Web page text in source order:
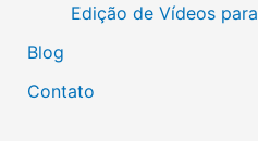
Edição de Vídeos
Blog
Contato